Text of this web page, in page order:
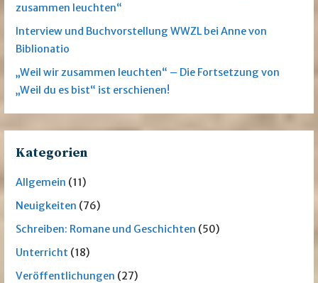
zusammen leuchten“
Interview und Buchvorstellung WWZL bei Anne von
Biblionatio
„Weil wir zusammen leuchten“ – Die Fortsetzung von
„Weil du es bist“ ist erschienen!
Kategorien
Allgemein (11)
Neuigkeiten (76)
Schreiben: Romane und Geschichten (50)
Unterricht (18)
Veröffentlichungen (27)